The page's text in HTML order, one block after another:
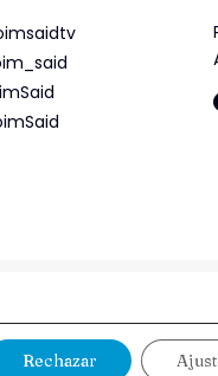
Política de cookies
Rechazar